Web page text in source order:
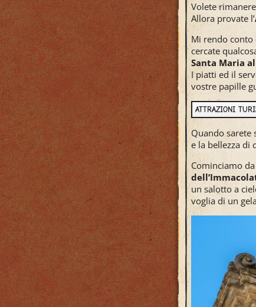
Volete
Allora provate l’
Mi rendo conto
cercate
Santa Maria
I piatti ed il
vostre papille
ATTRAZIONI
Quando sarete
e la bellezza di
Cominciamo da
un salotto a
voglia di un